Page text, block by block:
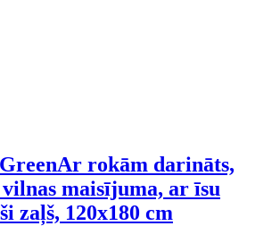
Ar rokām darināts,
maisījuma, ar īsu
zaļš, 120x180 cm